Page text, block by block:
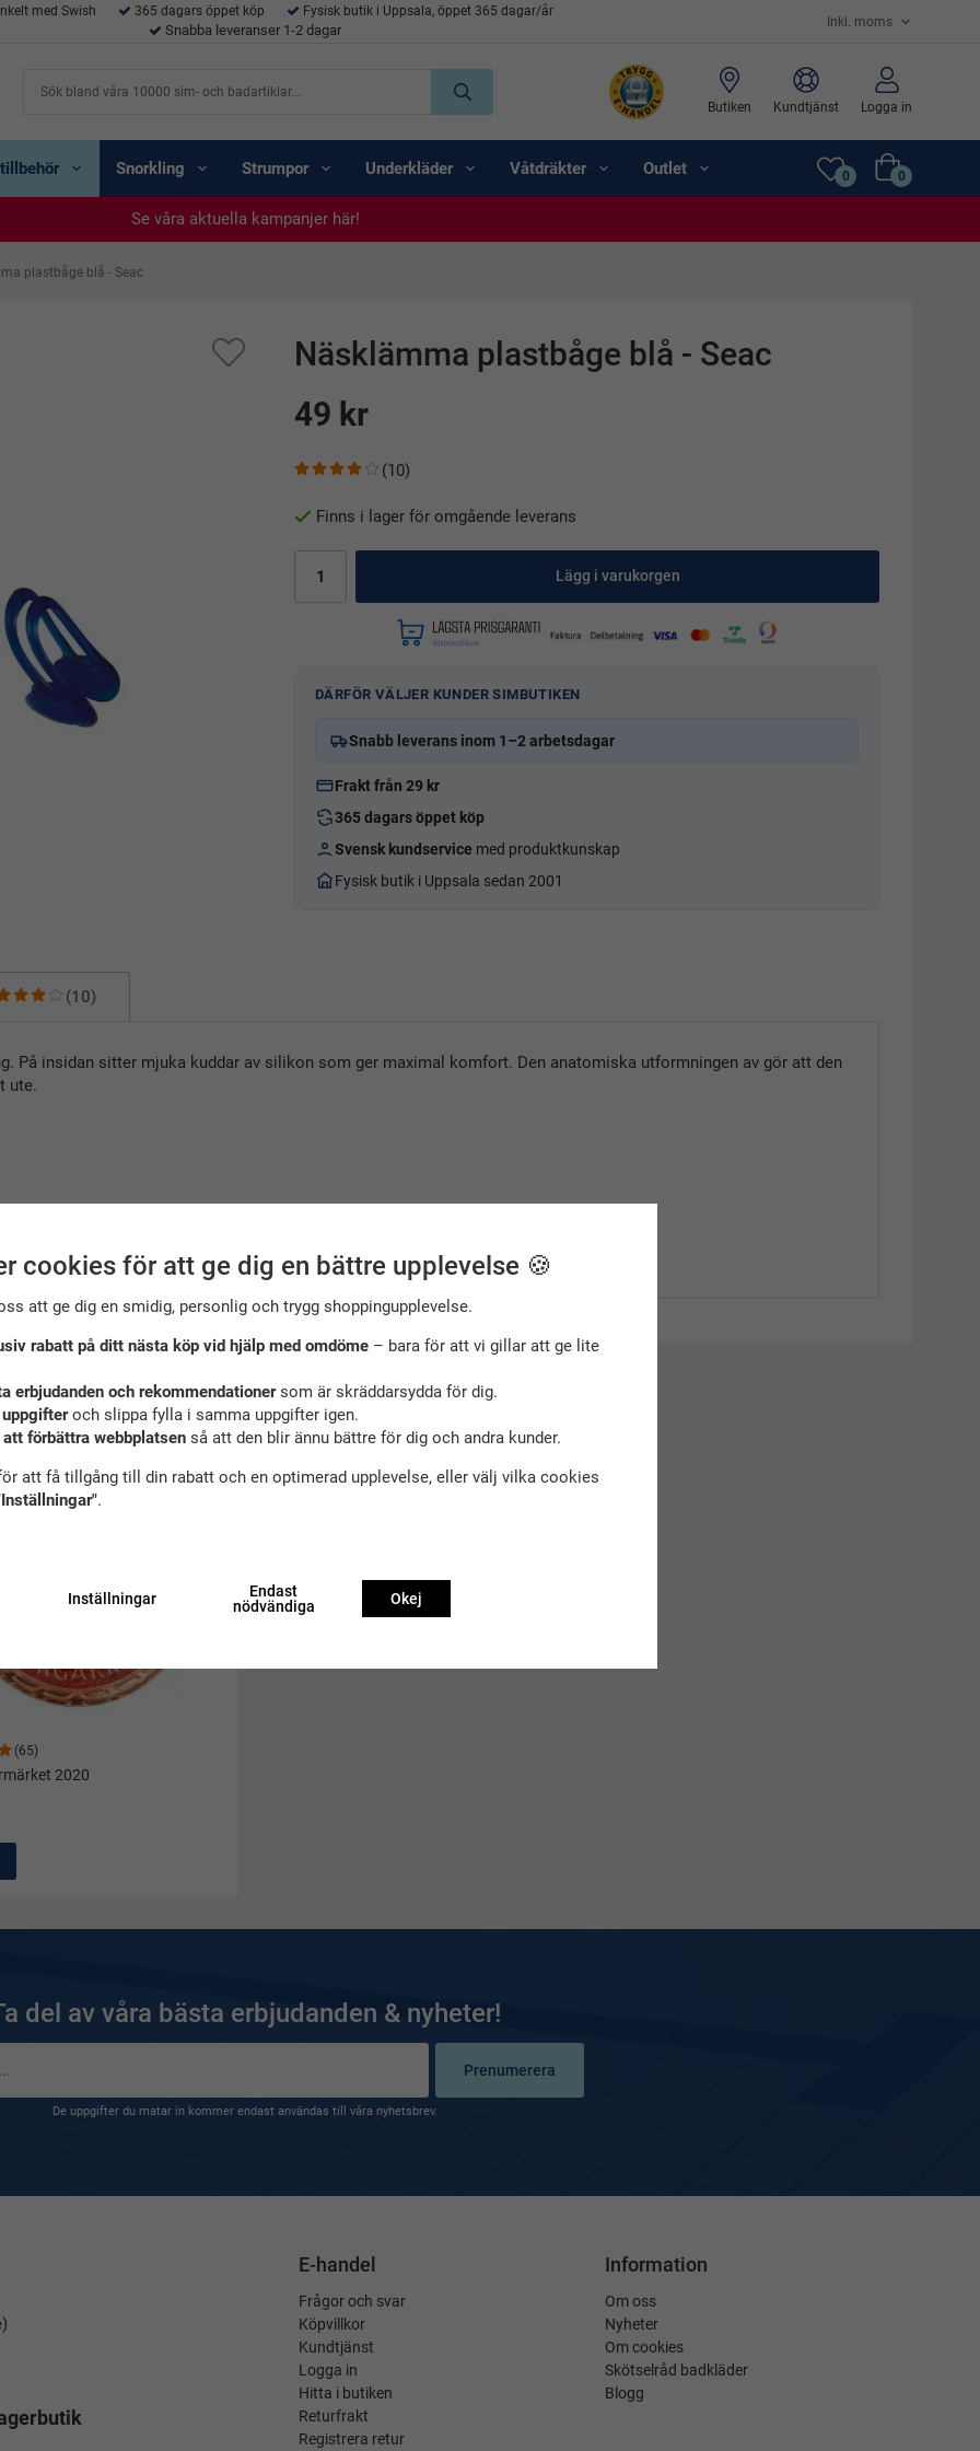
med Swish 365 dagars öppet köp Fysisk butik i Uppsala, öppet 365 dagar/år
Snabba leveranser 1-2 dagar
Butiken Kundtjänst Logga in
Snorkling Strumpor Underkläder Våtdräkter Outlet 0 0
Se våra aktuella kampanjer här!
Se våra aktuella kampanjer här!
Se våra aktuella kampanjer här!
Se våra aktuella kampanjer här!
Se våra aktuella kampanjer här!
plastbåge blå - Seac
Näsklämma plastbåge blå - Seac
49 kr
(10)
Finns i lager för omgående leverans
Lägg i varukorgen
DÄRFÖR VÄLJER KUNDER SIMBUTIKEN
Snabb leverans inom 1–2 arbetsdagar
Frakt från 29 kr
365 dagars öppet köp
Svensk kundservice med produktkunskap
Fysisk butik i Uppsala sedan 2001
(10)
På insidan sitter mjuka kuddar av silikon som ger maximal komfort. Den anatomiska utformningen av gör att den
ute.
tillbehör till denna produkt
(65)
2020
del av våra bästa erbjudanden & nyheter!
Prenumerera
De uppgifter du matar in kommer endast användas till våra nyhetsbrev.
E-handel
Frågor och svar
Köpvillkor
Kundtjänst
Logga in
Hitta i butiken
Returfrakt
Registrera retur
Information
Om oss
Nyheter
Om cookies
Skötselråd badkläder
Blogg
cookies för att ge dig en bättre upplevelse 🍪
att ge dig en smidig, personlig och trygg shoppingupplevelse.
rabatt på ditt nästa köp vid hjälp med omdöme– bara för att vi gillar att ge lite
erbjudanden och rekommendationersom är skräddarsydda för dig.
och slippa fylla i samma uppgifter igen.
förbättra webbplatsenså att den blir ännu bättre för dig och andra kunder.
att få tillgång till din rabatt och en optimerad upplevelse, eller välj vilka cookies
.
Inställningar
Endast
nödvändiga
Okej